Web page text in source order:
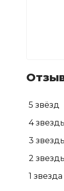
5 звёзд
4
3
2
1 звезда